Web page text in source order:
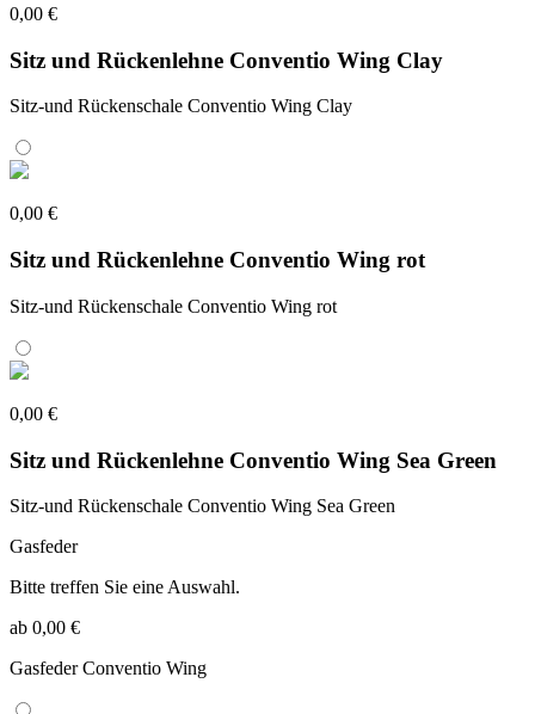
0,00 €
Sitz und Rückenlehne Conventio Wing Clay
Sitz-und Rückenschale Conventio Wing Clay
0,00 €
Sitz und Rückenlehne Conventio Wing rot
Sitz-und Rückenschale Conventio Wing rot
0,00 €
Sitz und Rückenlehne Conventio Wing Sea Green
Sitz-und Rückenschale Conventio Wing Sea Green
Gasfeder
Bitte treffen Sie eine Auswahl.
ab 0,00 €
Gasfeder Conventio Wing